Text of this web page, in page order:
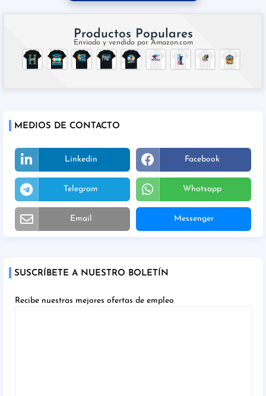
Productos Populares
Enviado y vendido por Amazon.com
MEDIOS DE CONTACTO
Linkedin Facebook
Telegram Whatsapp
Email Messenger
SUSCRÍBETE A NUESTRO BOLETÍN
Recibe nuestras mejores ofertas de empleo